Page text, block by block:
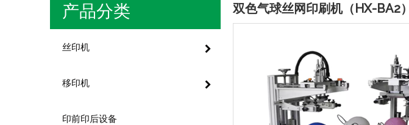
产品分类
丝印机
移印机
印前印后设备
双色气球丝网印刷机（HX-BA2）